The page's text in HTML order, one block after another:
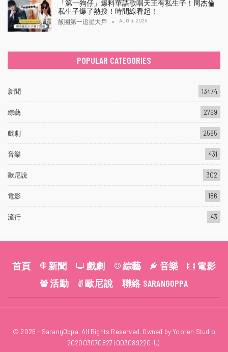
「第一狗仔」爆料華語歌唱天王有私生子！周杰倫
私生子爆了熱搜！時間線看起！
飯圈第一追星大戶 AUG 5, 2026
POPULAR CATEGORIES
新聞 13474
綜藝 2769
戲劇 2595
音樂 431
歐尼說 302
電影 186
流行 43
首頁 新聞 戲劇 綜藝 音樂
電影
活動
歐尼說 聯絡 SARANGOPPA
© 2026 - SarangOppa. All Rights Reserved. Owned by Yooren Studio
202003070827 (003089220-U).